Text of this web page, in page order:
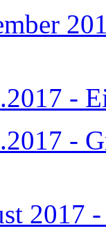
-
-
2017